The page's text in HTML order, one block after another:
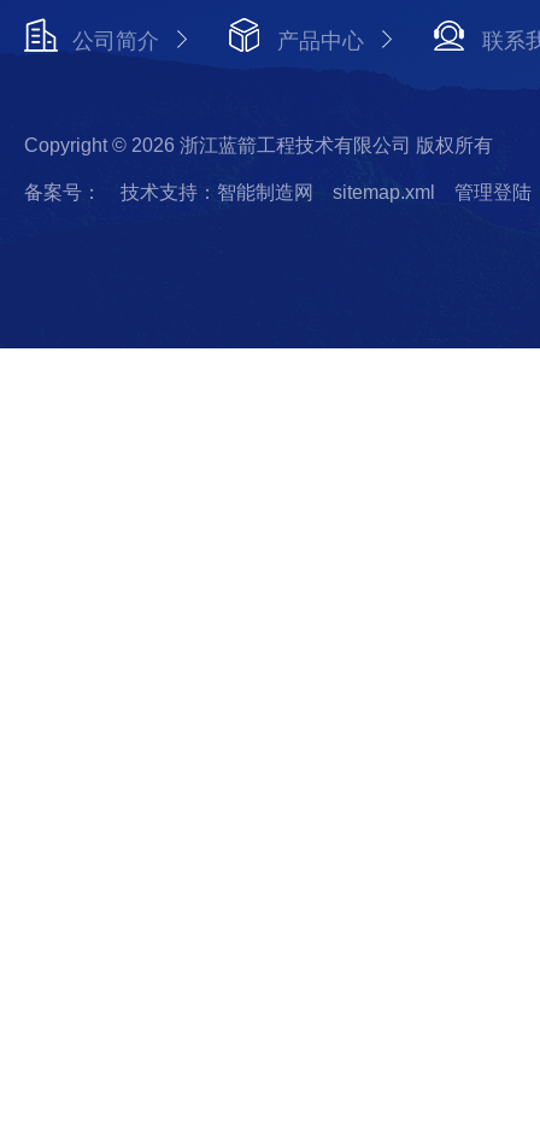
公司简介 产品中心 联系
Copyright © 2026 浙江蓝箭工程技术有限公司 版权所有
备案号： 技术支持：智能制造网 sitemap.xml 管理登陆